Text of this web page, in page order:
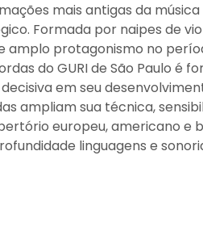
mais antigas da
Formada por naipes de
amplo protagonismo no
do GURI de São Paulo é
em seu
ampliam sua técnica,
europeu, americano e
linguagens e